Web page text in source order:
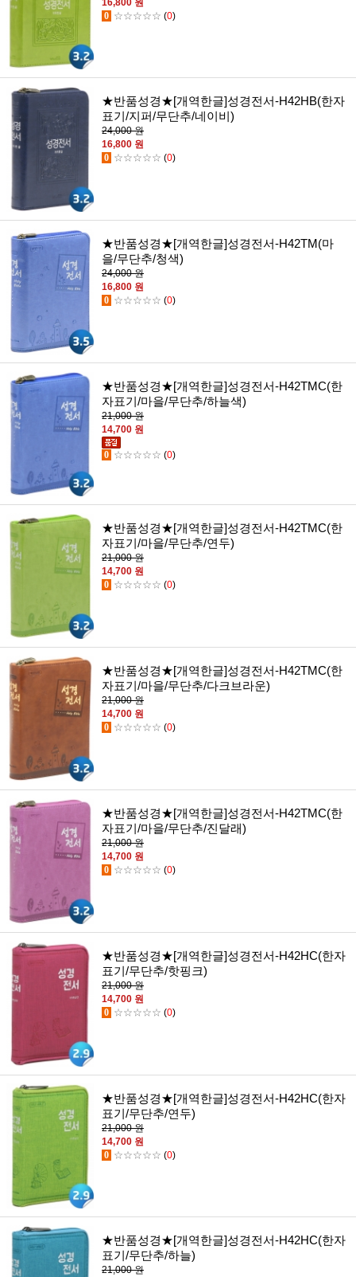
0 ☆☆☆☆☆ (0)
★반품성경★[개역한글]성경전서-H42HB(한자
표기/지퍼/무단추/네이비)
24,000 원
16,800 원
0 ☆☆☆☆☆ (0)
★반품성경★[개역한글]성경전서-H42TM(마
을/무단추/청색)
24,000 원
16,800 원
0 ☆☆☆☆☆ (0)
★반품성경★[개역한글]성경전서-H42TMC(한
자표기/마을/무단추/하늘색)
21,000 원
14,700 원
0 ☆☆☆☆☆ (0)
★반품성경★[개역한글]성경전서-H42TMC(한
자표기/마을/무단추/연두)
21,000 원
14,700 원
0 ☆☆☆☆☆ (0)
★반품성경★[개역한글]성경전서-H42TMC(한
자표기/마을/무단추/다크브라운)
21,000 원
14,700 원
0 ☆☆☆☆☆ (0)
★반품성경★[개역한글]성경전서-H42TMC(한
자표기/마을/무단추/진달래)
21,000 원
14,700 원
0 ☆☆☆☆☆ (0)
★반품성경★[개역한글]성경전서-H42HC(한자
표기/무단추/핫핑크)
21,000 원
14,700 원
0 ☆☆☆☆☆ (0)
★반품성경★[개역한글]성경전서-H42HC(한자
표기/무단추/연두)
21,000 원
14,700 원
0 ☆☆☆☆☆ (0)
★반품성경★[개역한글]성경전서-H42HC(한자
표기/무단추/하늘)
21,000 원